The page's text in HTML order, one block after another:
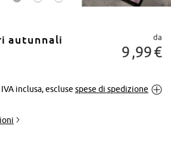
Tocca per
autunnali da
9 99€
IVA inclusa, escluse spese di spedizione